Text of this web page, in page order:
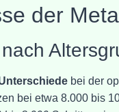
der
bei der
bei etwa 8.000 bis